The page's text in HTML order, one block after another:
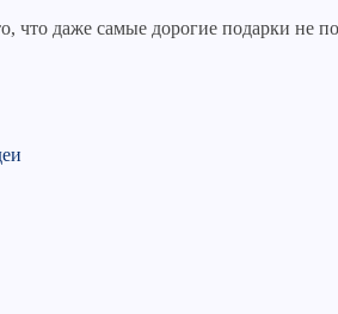
даже самые дорогие подарки не